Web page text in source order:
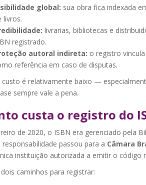
global: sua obra fica indexada
livros.
livrarias, bibliotecas e
registrado.
autoral indireta: o registro
referência em caso de disputas.
é relativamente baixo —
sempre vale a pena.
custa o registro do
de 2020, o ISBN era gerenciado pela
passou para a Câmara
instituição autorizada a emitir o código
caminhos para registrar: